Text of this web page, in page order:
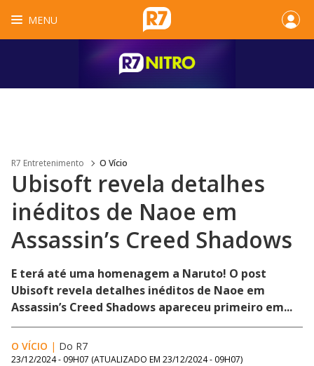
MENU
R7 Entretenimento O Vício
Ubisoft revela detalhes
inéditos de Naoe em
Assassin’s Creed Shadows
E terá até uma homenagem a Naruto! O post
Ubisoft revela detalhes inéditos de Naoe em
Assassin’s Creed Shadows apareceu primeiro em...
O VÍCIO | Do R7
23/12/2024 - 09H07 (ATUALIZADO EM 23/12/2024 - 09H07)